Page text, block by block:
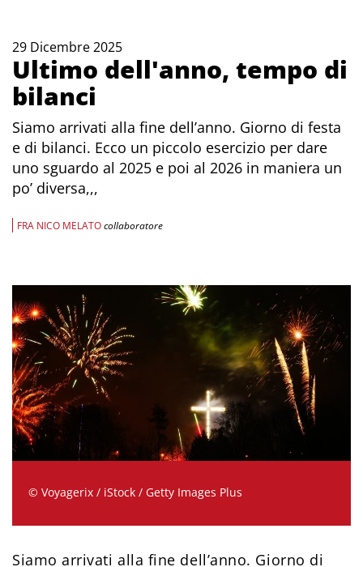
29 Dicembre 2025
Ultimo dell'anno, tempo di
bilanci
Siamo arrivati alla fine dell’anno. Giorno di festa
e di bilanci. Ecco un piccolo esercizio per dare
uno sguardo al 2025 e poi al 2026 in maniera un
po’ diversa,,,
FRA NICO MELATOcollaboratore
© Voyagerix / iStock / Getty Images Plus
Siamo arrivati alla fine dell’anno. Giorno di